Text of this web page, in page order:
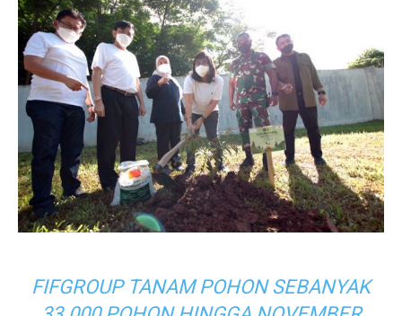
FIFGROUP TANAM POHON SEBANYAK